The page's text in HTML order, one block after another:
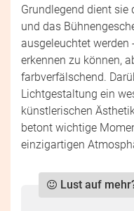
Grundlegend dient sie
und das
ausgeleuchtet werden
erkennen zu können,
farbverfälschend.
Lichtgestaltung ein
künstlerischen
betont wichtige
einzigartigen
Lust auf